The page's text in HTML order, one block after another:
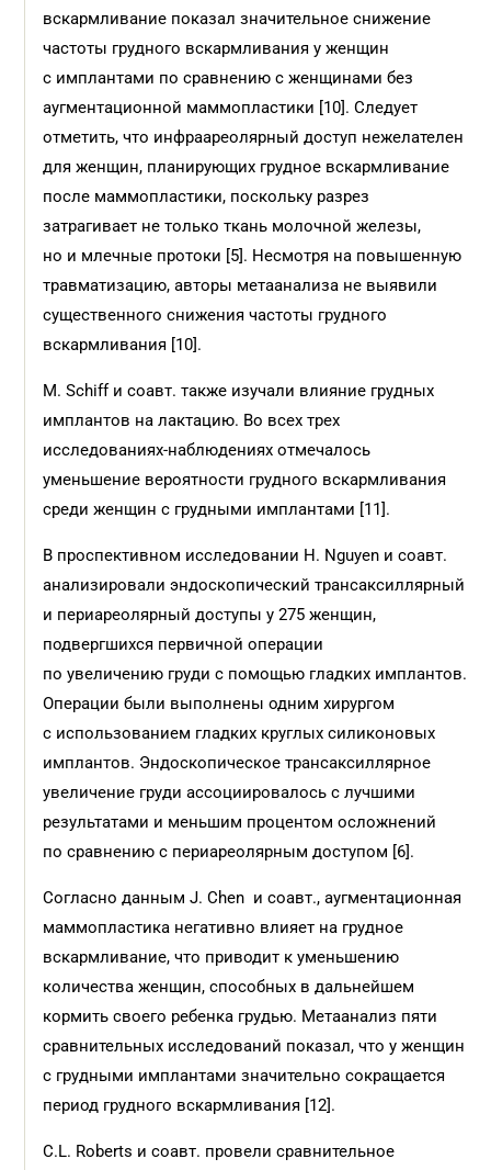
вскармливание показал значительное снижение
частоты грудного вскармливания у женщин
с имплантами по сравнению с женщинами без
аугментационной маммопластики [10]. Следует
отметить, что инфраареолярный доступ нежелателен
для женщин, планирующих грудное вскармливание
после маммопластики, поскольку разрез
затрагивает не только ткань молочной железы,
но и млечные протоки [5]. Несмотря на повышенную
травматизацию, авторы метаанализа не выявили
существенного снижения частоты грудного
вскармливания [10].
M. Schiff и соавт. также изучали влияние грудных
имплантов на лактацию. Во всех трех
исследованиях-наблюдениях отмечалось
уменьшение вероятности грудного вскармливания
среди женщин с грудными имплантами [11].
В проспективном исследовании H. Nguyen и соавт.
анализировали эндоскопический трансаксиллярный
и периареолярный доступы у 275 женщин,
подвергшихся первичной операции
по увеличению груди с помощью гладких имплантов.
Операции были выполнены одним хирургом
с использованием гладких круглых силиконовых
имплантов. Эндоскопическое трансаксиллярное
увеличение груди ассоциировалось с лучшими
результатами и меньшим процентом осложнений
по сравнению с периареолярным доступом [6].
Согласно данным J. Chen и соавт., аугментационная
маммопластика негативно влияет на грудное
вскармливание, что приводит к уменьшению
количества женщин, способных в дальнейшем
кормить своего ребенка грудью. Метаанализ пяти
сравнительных исследований показал, что у женщин
с грудными имплантами значительно сокращается
период грудного вскармливания [12].
C.L. Roberts и соавт. провели сравнительное